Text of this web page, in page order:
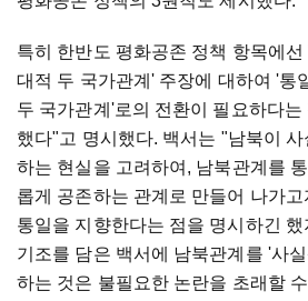
특히 한반도 평화공존 정책 항목에
대적 두 국가관계' 주장에 대하여 '통
두 국가관계'로의 전환이 필요하다
했다"고 명시했다. 백서는 "남북이
하는 현실을 고려하여, 남북관계를
롭게 공존하는 관계로 만들어 나가
통일을 지향한다는 점을 명시하긴
기조를 담은 백서에 남북관계를 '사
하는 것은 불필요한 논란을 초래할